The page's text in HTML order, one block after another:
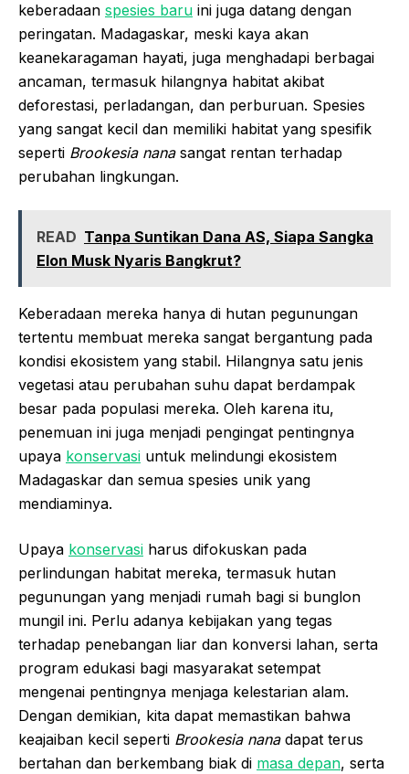
keberadaan spesies baru ini juga datang dengan
peringatan. Madagaskar, meski kaya akan
keanekaragaman hayati, juga menghadapi berbagai
ancaman, termasuk hilangnya habitat akibat
deforestasi, perladangan, dan perburuan. Spesies
yang sangat kecil dan memiliki habitat yang spesifik
seperti Brookesia nanasangat rentan terhadap
perubahan lingkungan.
READ Tanpa Suntikan Dana AS, Siapa Sangka
Elon Musk Nyaris Bangkrut?
Keberadaan mereka hanya di hutan pegunungan
tertentu membuat mereka sangat bergantung pada
kondisi ekosistem yang stabil. Hilangnya satu jenis
vegetasi atau perubahan suhu dapat berdampak
besar pada populasi mereka. Oleh karena itu,
penemuan ini juga menjadi pengingat pentingnya
upaya konservasi untuk melindungi ekosistem
Madagaskar dan semua spesies unik yang
mendiaminya.
Upaya konservasi harus difokuskan pada
perlindungan habitat mereka, termasuk hutan
pegunungan yang menjadi rumah bagi si bunglon
mungil ini. Perlu adanya kebijakan yang tegas
terhadap penebangan liar dan konversi lahan, serta
program edukasi bagi masyarakat setempat
mengenai pentingnya menjaga kelestarian alam.
Dengan demikian, kita dapat memastikan bahwa
keajaiban kecil seperti Brookesia nanadapat terus
bertahan dan berkembang biak di masa depan, serta